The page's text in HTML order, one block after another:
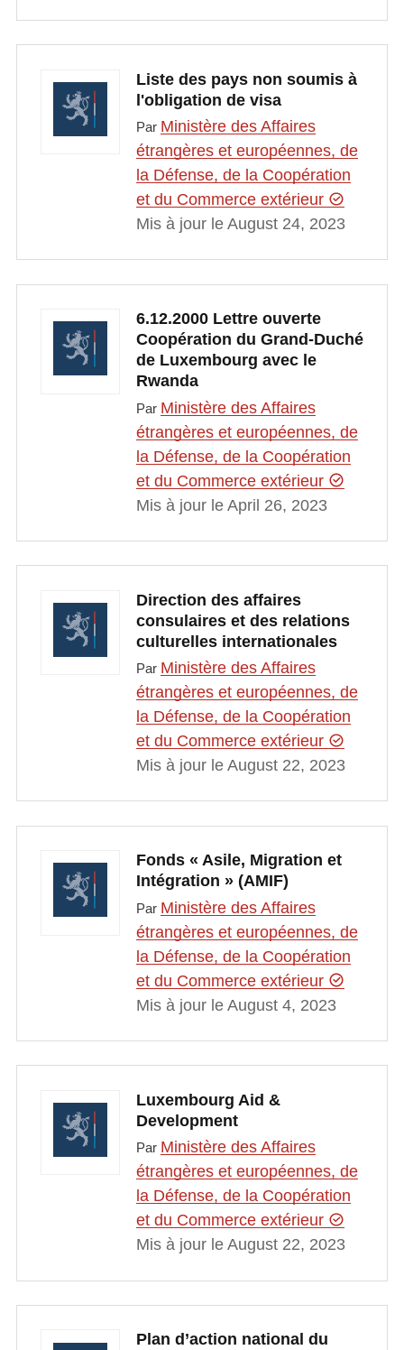
Liste des pays non soumis à
l'obligation de visa
Par Ministère des Affaires
étrangères et européennes, de
la Défense, de la Coopération
et du Commerce extérieur
Mis à jour le August 24, 2023
6.12.2000 Lettre ouverte
Coopération du Grand-Duché
de Luxembourg avec le
Rwanda
Par Ministère des Affaires
étrangères et européennes, de
la Défense, de la Coopération
et du Commerce extérieur
Mis à jour le April 26, 2023
Direction des affaires
consulaires et des relations
culturelles internationales
Par Ministère des Affaires
étrangères et européennes, de
la Défense, de la Coopération
et du Commerce extérieur
Mis à jour le August 22, 2023
Fonds « Asile, Migration et
Intégration » (AMIF)
Par Ministère des Affaires
étrangères et européennes, de
la Défense, de la Coopération
et du Commerce extérieur
Mis à jour le August 4, 2023
Luxembourg Aid &
Development
Par Ministère des Affaires
étrangères et européennes, de
la Défense, de la Coopération
et du Commerce extérieur
Mis à jour le August 22, 2023
Plan d’action national du